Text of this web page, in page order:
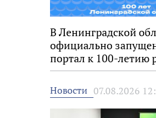
В Ленинградской
официально
портал к 100-летию
Новости 07.08.2026